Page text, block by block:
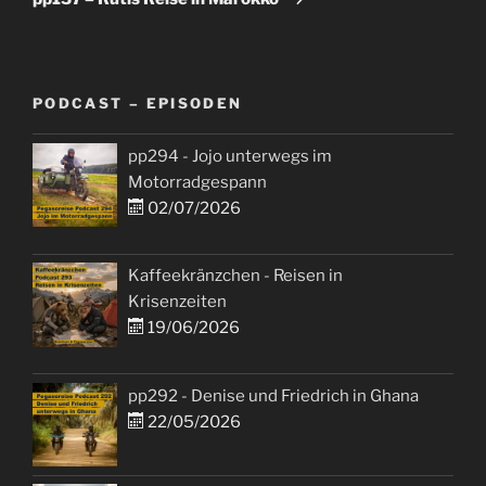
PODCAST – EPISODEN
pp294 - Jojo unterwegs im
Motorradgespann
02/07/2026
Kaffeekränzchen - Reisen in
Krisenzeiten
19/06/2026
pp292 - Denise und Friedrich in Ghana
22/05/2026